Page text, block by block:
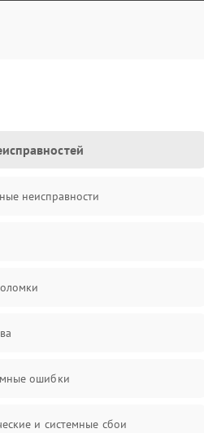
неисправности
ошибки
и системные сбои